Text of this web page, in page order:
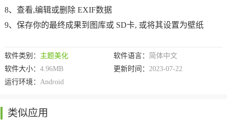
8、查看,编辑或删除 EXIF数据
9、保存你的最终成果到图库或 SD卡, 或将其设置为壁纸
软件类别： 主题美化 软件语言： 简体中文
软件大小： 4.96MB 更新时间： 2023-07-22
运行环境： Android
类似应用